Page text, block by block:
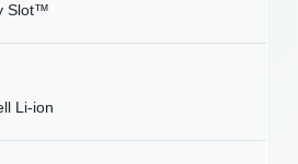
Slot™
Li-ion